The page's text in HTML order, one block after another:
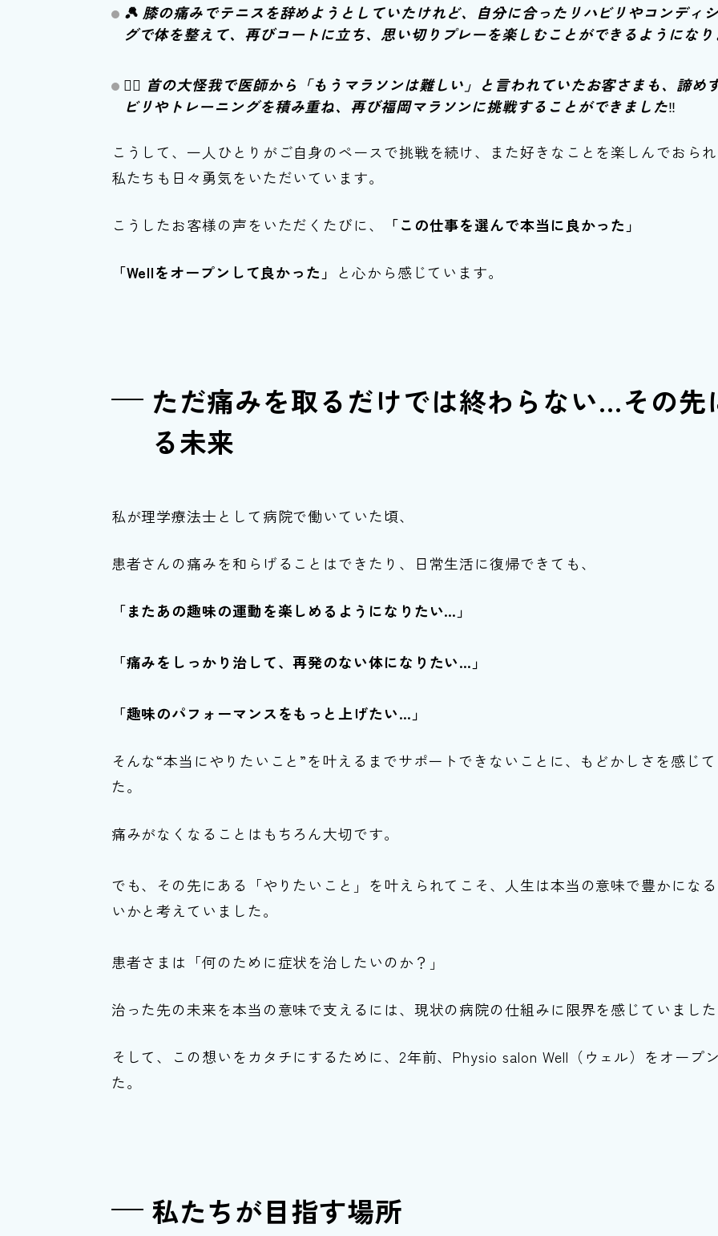
🎾 膝の痛みでテニスを辞めようとしていたけれど、自分に合ったリハビリやコンディ
グで体を整えて、再びコートに立ち、思い切りプレーを楽しむことができるようにな
🏃‍♂️ 首の大怪我で医師から「もうマラソンは難しい」と言われていたお客さまも、諦め
ビリやトレーニングを積み重ね、再び福岡マラソンに挑戦することができました‼️
こうして、一人ひとりがご自身のペースで挑戦を続け、また好きなことを楽しんでおら
私たちも日々勇気をいただいています。
こうしたお客様の声をいただくたびに、 「この仕事を選んで本当に良かった」
「Wellをオープンして良かった」 と心から感じています。
ただ痛みを取るだけでは終わらない…その先
る未来
私が理学療法士として病院で働いていた頃、
患者さんの痛みを和らげることはできたり、日常生活に復帰できても、
「またあの趣味の運動を楽しめるようになりたい…」
「痛みをしっかり治して、再発のない体になりたい…」
「趣味のパフォーマンスをもっと上げたい…」
そんな“本当にやりたいこと”を叶えるまでサポートできないことに、もどかしさを感じ
た。
痛みがなくなることはもちろん大切です。
でも、その先にある「やりたいこと」を叶えられてこそ、人生は本当の意味で豊かにな
いかと考えていました。
患者さまは「何のために症状を治したいのか？」
治った先の未来を本当の意味で支えるには、現状の病院の仕組みに限界を感じていまし
そして、この想いをカタチにするために、2年前、Physio salon Well（ウェル）をオープ
た。
私たちが目指す場所